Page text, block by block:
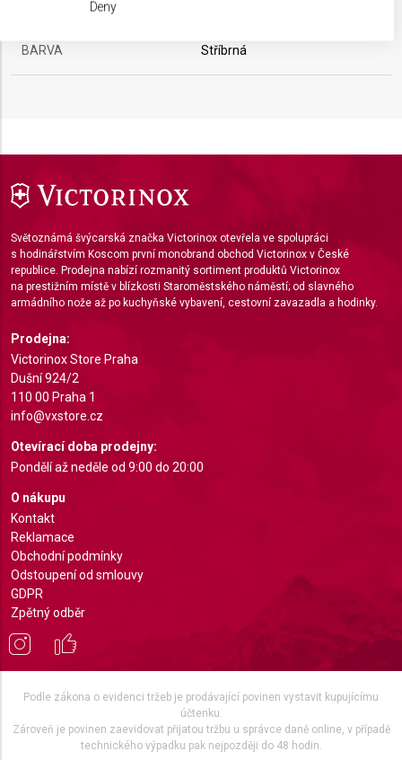
BARVA Stříbrná
Světoznámá švýcarská značka Victorinox otevřela ve spolupráci
s hodinářstvím Koscom první monobrand obchod Victorinox v České
republice. Prodejna nabízí rozmanitý sortiment produktů Victorinox
na prestižním místě v blízkosti Staroměstského náměstí; od slavného
armádního nože až po kuchyňské vybavení, cestovní zavazadla a hodinky.
Prodejna:
Victorinox Store Praha
Dušní 924/2
110 00 Praha 1
info@vxstore.cz
Otevírací doba prodejny:
Pondělí až neděle od 9:00 do 20:00
O nákupu
Kontakt
Reklamace
Obchodní podmínky
Odstoupení od smlouvy
GDPR
Zpětný odběr
Podle zákona o evidenci tržeb je prodávající povinen vystavit kupujícímu
účtenku.
Zároveň je povinen zaevidovat přijatou tržbu u správce daně online, v případě
technického výpadku pak nejpozději do 48 hodin.
Store and/or access information on a device
Use profiles to select personalised
Create profiles to personalise content
Use profiles to select personalised content
Measure advertising performance
Understand audiences through statistics or
combinations of data from different sources
Develop and improve services
Use limited data to select content
Use precise geolocation data
Identify devices based on information actively
requested
Non-IAB processing purposes:
Necessary
Performance
Advertising
Deny